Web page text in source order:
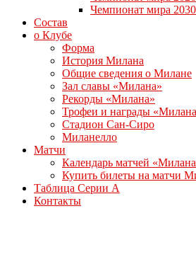
Чемпионат мира 2030
Состав
о Клубе
Форма
История Милана
Общие сведения о Милане
Зал славы «Милана»
Рекорды «Милана»
Трофеи и награды
Стадион Сан-Сиро
Миланелло
Матчи
Календарь матчей
Купить билеты на матчи
Таблица Серии А
Контакты